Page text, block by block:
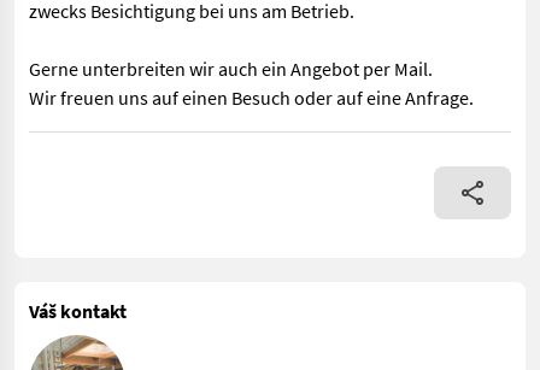
zwecks Besichtigung bei uns am Betrieb.
Gerne unterbreiten wir auch ein Angebot per Mail.
Wir freuen uns auf einen Besuch oder auf eine Anfrage.
EDV: 71843 Schwerstriegel für Reihenkulturen zur Sanierung
Váš kontakt